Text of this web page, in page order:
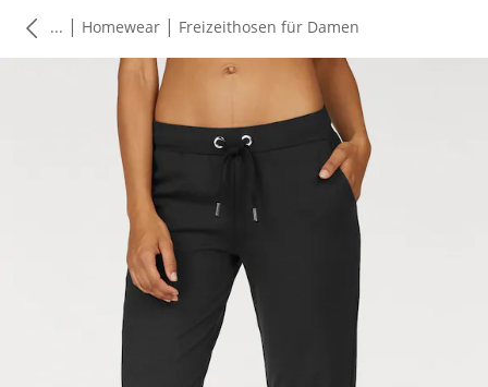
... | Homewear | Freizeithosen für Damen